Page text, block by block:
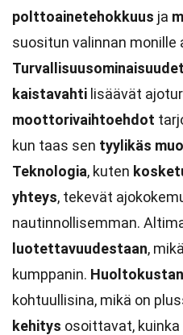
polttoainetehokkuus ja
suositun valinnan monille
Turvallisuusominaisuudet
kaistavahti lisäävät
moottorivaihtoehdot
kun taas sen tyylikäs
Teknologia, kuten
yhteys, tekevät
nautinnollisemman.
luotettavuudestaan,
kumppanin.
kohtuullisina, mikä on
kehitys osoittavat,